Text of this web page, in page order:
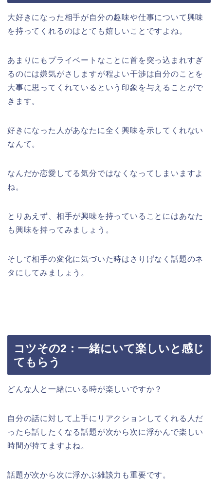
大好きになった相手が自分の趣味や仕事について興味
を持ってくれるのはとても嬉しいことですよね。
あまりにもプライベートなことに首を突っ込まれすぎ
るのには嫌気がさしますが程よい干渉は自分のことを
大事に思ってくれているという印象を与えることがで
きます。
好きになった人があなたに全く興味を示してくれない
なんて。
なんだか恋愛してる気分ではなくなってしまいますよ
ね。
とりあえず、相手が興味を持っていることにはあなた
も興味を持ってみましょう。
そして相手の変化に気づいた時はさりげなく話題のネ
タにしてみましょう。
コツその2：一緒にいて楽しいと感じ
てもらう
どんな人と一緒にいる時が楽しいですか？
自分の話に対して上手にリアクションしてくれる人だ
ったら話したくなる話題が次から次に浮かんで楽しい
時間が持てますよね。
話題が次から次に浮かぶ雑談力も重要です。